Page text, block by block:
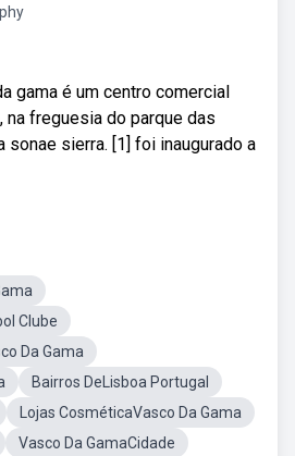
gama é um centro comercial
freguesia do parque das
sonae sierra. [1] foi inaugurado a
Clube
Da Gama
Bairros DeLisboa Portugal
Lojas CosméticaVasco Da Gama
Vasco Da GamaCidade